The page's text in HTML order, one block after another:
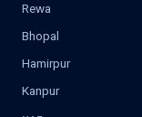
Rewa
Bhopal
Hamirpur
Kanpur